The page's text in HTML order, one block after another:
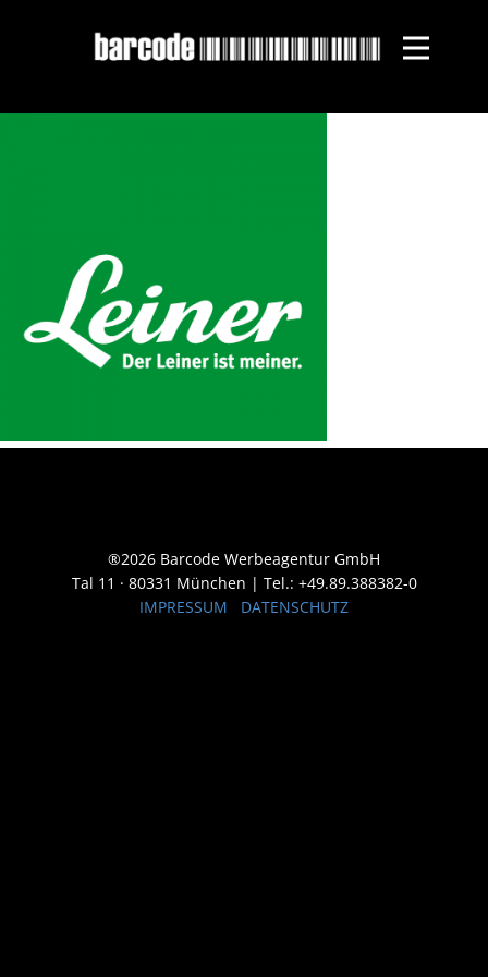
®2026 Barcode Werbeagentur GmbH
Tal 11 · 80331 München | Tel.: +49.89.388382-0
IMPRESSUM
DATENSCHUTZ